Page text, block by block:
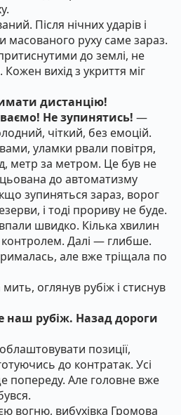
Після нічних ударів і
масованого руху саме зараз.
до землі, не
вихід з укриття міг
дистанцію!
Не зупинятись! —
чіткий, без емоцій.
уламки рвали повітря,
метр за метром. Це був не
до автоматизму
зупиняться зараз, ворог
і тоді прориву не буде.
швидко. Кілька хвилин
контролем. Далі — глибше.
але вже тріщала по
оглянув рубіж і стиснув
наш рубіж. Назад дороги
позиції,
до контратак. Усі
попереду. Але головне вже
вогню, вибухівка Громова